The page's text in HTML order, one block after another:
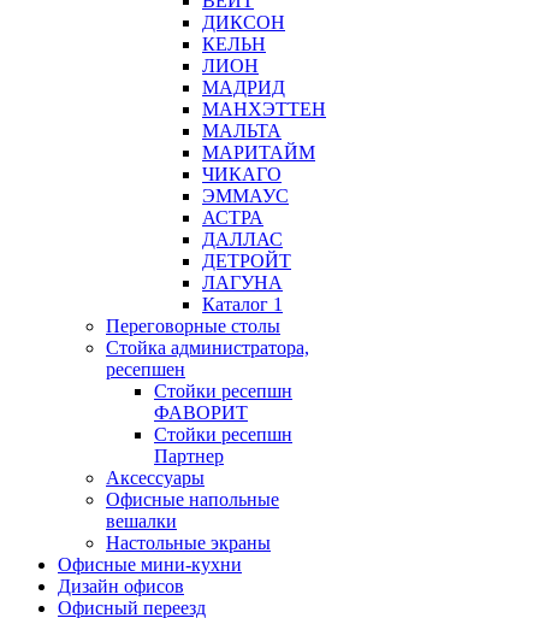
ДИКСОН
КЕЛЬН
ЛИОН
МАДРИД
МАНХЭТТЕН
МАЛЬТА
МАРИТАЙМ
ЧИКАГО
ЭММАУС
АСТРА
ДАЛЛАС
ДЕТРОЙТ
ЛАГУНА
Каталог 1
Переговорные столы
Стойка администратора,
ресепшен
Стойки ресепшн
ФАВОРИТ
Стойки ресепшн
Партнер
Аксессуары
Офисные напольные
вешалки
Настольные экраны
Офисные мини-кухни
Дизайн офисов
Офисный переезд